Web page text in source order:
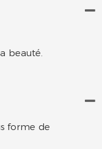
beauté.
forme de